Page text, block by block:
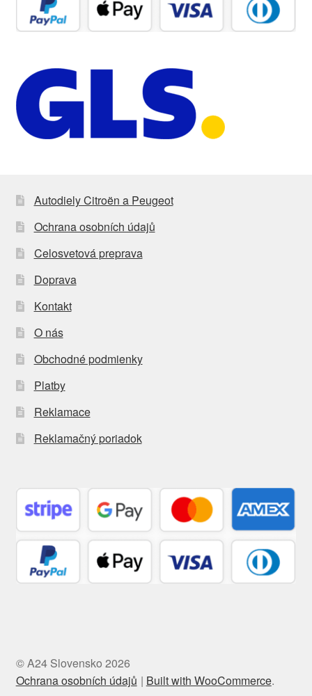
Autodiely Citroën a Peugeot
Ochrana osobních údajů
Celosvetová preprava
Doprava
Kontakt
O nás
Obchodné podmienky
Platby
Reklamace
Reklamačný poriadok
© A24 Slovensko 2026
Ochrana osobních údajů
Built with WooCommerce.